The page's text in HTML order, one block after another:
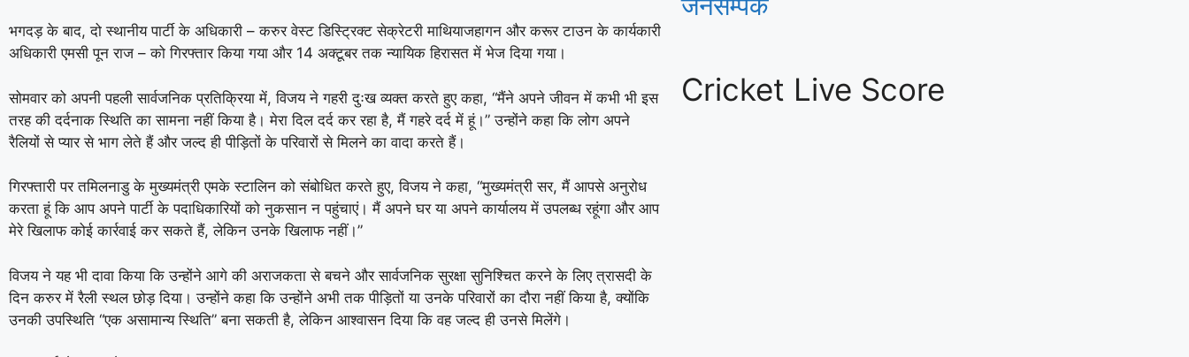
भगदड़ के बाद, दो स्थानीय पार्टी के अधिकारी – करुर वेस्ट डिस्ट्रिक्ट सेक्रेटरी माथियाजहागन और करूर टाउन के कार्यकारी
अधिकारी एमसी पून राज – को गिरफ्तार किया गया और 14 अक्टूबर तक न्यायिक हिरासत में भेज दिया गया।
सोमवार को अपनी पहली सार्वजनिक प्रतिक्रिया में, विजय ने गहरी दुःख व्यक्त करते हुए कहा, “मैंने अपने जीवन में कभी भी इस
तरह की दर्दनाक स्थिति का सामना नहीं किया है। मेरा दिल दर्द कर रहा है, मैं गहरे दर्द में हूं।” उन्होंने कहा कि लोग अपने
रैलियों से प्यार से भाग लेते हैं और जल्द ही पीड़ितों के परिवारों से मिलने का वादा करते हैं।
गिरफ्तारी पर तमिलनाडु के मुख्यमंत्री एमके स्टालिन को संबोधित करते हुए, विजय ने कहा, “मुख्यमंत्री सर, मैं आपसे अनुरोध
करता हूं कि आप अपने पार्टी के पदाधिकारियों को नुकसान न पहुंचाएं। मैं अपने घर या अपने कार्यालय में उपलब्ध रहूंगा और आप
मेरे खिलाफ कोई कार्रवाई कर सकते हैं, लेकिन उनके खिलाफ नहीं।”
विजय ने यह भी दावा किया कि उन्होंने आगे की अराजकता से बचने और सार्वजनिक सुरक्षा सुनिश्चित करने के लिए त्रासदी के
दिन करुर में रैली स्थल छोड़ दिया। उन्होंने कहा कि उन्होंने अभी तक पीड़ितों या उनके परिवारों का दौरा नहीं किया है, क्योंकि
उनकी उपस्थिति “एक असामान्य स्थिति” बना सकती है, लेकिन आश्वासन दिया कि वह जल्द ही उनसे मिलेंगे।
Cricket Live Score